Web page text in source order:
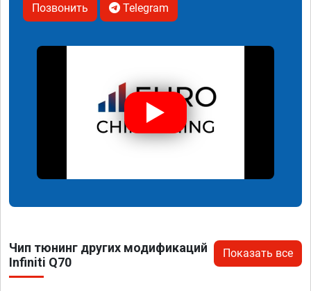
Позвонить Telegram
Чип тюнинг других модификаций
Infiniti Q70
Показать все